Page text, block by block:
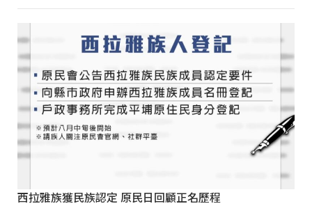
西拉雅族獲民族認定 原民日回顧正名歷程